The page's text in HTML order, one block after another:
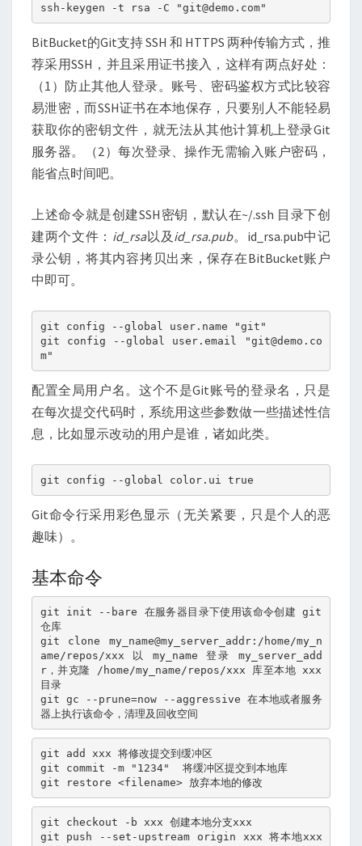
ssh-keygen -t rsa -C "git@demo.com"
BitBucket的Git支持 SSH 和 HTTPS 两种传输方式，推
荐采用SSH，并且采用证书接入，这样有两点好处：
（1）防止其他人登录。账号、密码鉴权方式比较容
易泄密，而SSH证书在本地保存，只要别人不能轻易
获取你的密钥文件，就无法从其他计算机上登录Git
服务器。（2）每次登录、操作无需输入账户密码，
能省点时间吧。
上述命令就是创建SSH密钥，默认在~/.ssh 目录下创
建两个文件： id_rsa以及 id_rsa.pub。id_rsa.pub中记
录公钥，将其内容拷贝出来，保存在BitBucket账户
中即可。
git config --global user.name "git"
git config --global user.email "git@demo.co
m"
配置全局用户名。这个不是Git账号的登录名，只是
在每次提交代码时，系统用这些参数做一些描述性信
息，比如显示改动的用户是谁，诸如此类。
git config --global color.ui true
Git命令行采用彩色显示（无关紧要，只是个人的恶
趣味）。
基本命令
git init --bare 在服务器目录下使用该命令创建 git
仓库
git clone my_name@my_server_addr:/home/my_n
ame/repos/xxx 以 my_name 登录 my_server_add
r，并克隆 /home/my_name/repos/xxx 库至本地 xxx
目录
git gc --prune=now --aggressive 在本地或者服务
器上执行该命令，清理及回收空间
git add xxx 将修改提交到缓冲区
git commit -m "1234"  将缓冲区提交到本地库
git restore <filename> 放弃本地的修改
git checkout -b xxx 创建本地分支xxx
git push --set-upstream origin xxx 将本地xxx